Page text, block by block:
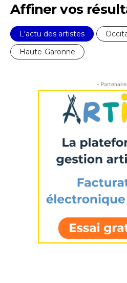
Affiner vos
L'actu des artistes
Haute-Garonne
-